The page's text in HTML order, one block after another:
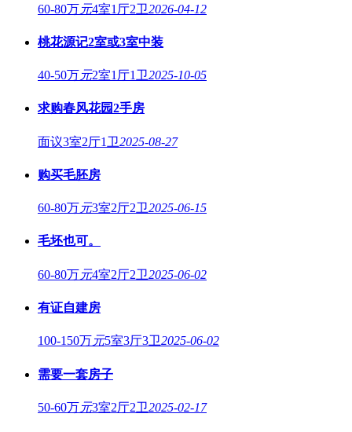
60-80万元4室1厅2卫2026-04-12
桃花源记2室或3室中装
40-50万元2室1厅1卫2025-10-05
求购春风花园2手房
面议3室2厅1卫2025-08-27
购买毛胚房
60-80万元3室2厅2卫2025-06-15
毛坯也可。
60-80万元4室2厅2卫2025-06-02
有证自建房
100-150万元5室3厅3卫2025-06-02
需要一套房子
50-60万元3室2厅2卫2025-02-17